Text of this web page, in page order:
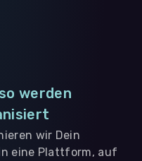
werden
wir Dein
eine Plattform, auf